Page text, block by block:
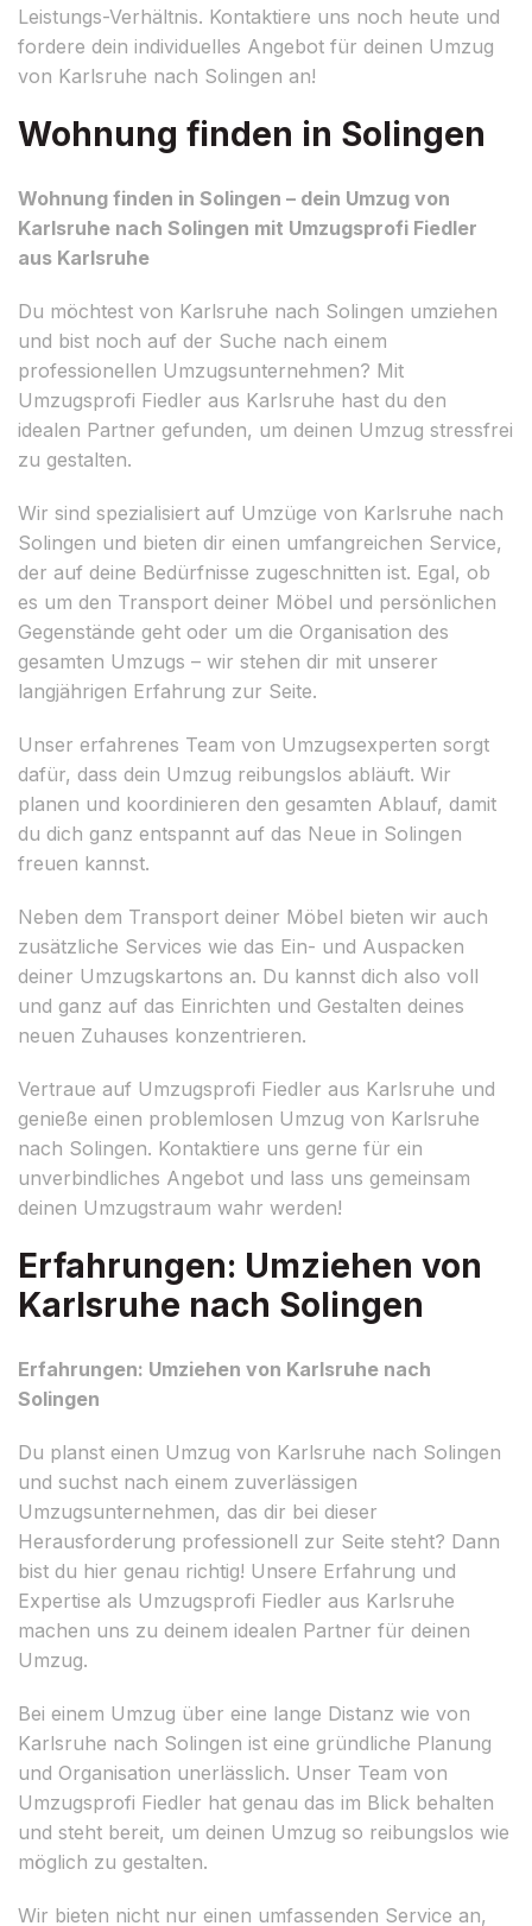
Leistungs-Verhältnis. Kontaktiere uns noch heute und
fordere dein individuelles Angebot für deinen Umzug
von Karlsruhe nach Solingen an!
Wohnung finden in Solingen
Wohnung finden in Solingen – dein Umzug von
Karlsruhe nach Solingen mit Umzugsprofi Fiedler
aus Karlsruhe
Du möchtest von Karlsruhe nach Solingen umziehen
und bist noch auf der Suche nach einem
professionellen Umzugsunternehmen? Mit
Umzugsprofi Fiedler aus Karlsruhe hast du den
idealen Partner gefunden, um deinen Umzug stressfrei
zu gestalten.
Wir sind spezialisiert auf Umzüge von Karlsruhe nach
Solingen und bieten dir einen umfangreichen Service,
der auf deine Bedürfnisse zugeschnitten ist. Egal, ob
es um den Transport deiner Möbel und persönlichen
Gegenstände geht oder um die Organisation des
gesamten Umzugs – wir stehen dir mit unserer
langjährigen Erfahrung zur Seite.
Unser erfahrenes Team von Umzugsexperten sorgt
dafür, dass dein Umzug reibungslos abläuft. Wir
planen und koordinieren den gesamten Ablauf, damit
du dich ganz entspannt auf das Neue in Solingen
freuen kannst.
Neben dem Transport deiner Möbel bieten wir auch
zusätzliche Services wie das Ein- und Auspacken
deiner Umzugskartons an. Du kannst dich also voll
und ganz auf das Einrichten und Gestalten deines
neuen Zuhauses konzentrieren.
Vertraue auf Umzugsprofi Fiedler aus Karlsruhe und
genieße einen problemlosen Umzug von Karlsruhe
nach Solingen. Kontaktiere uns gerne für ein
unverbindliches Angebot und lass uns gemeinsam
deinen Umzugstraum wahr werden!
Erfahrungen: Umziehen von
Karlsruhe nach Solingen
Erfahrungen: Umziehen von Karlsruhe nach
Solingen
Du planst einen Umzug von Karlsruhe nach Solingen
und suchst nach einem zuverlässigen
Umzugsunternehmen, das dir bei dieser
Herausforderung professionell zur Seite steht? Dann
bist du hier genau richtig! Unsere Erfahrung und
Expertise als Umzugsprofi Fiedler aus Karlsruhe
machen uns zu deinem idealen Partner für deinen
Umzug.
Bei einem Umzug über eine lange Distanz wie von
Karlsruhe nach Solingen ist eine gründliche Planung
und Organisation unerlässlich. Unser Team von
Umzugsprofi Fiedler hat genau das im Blick behalten
und steht bereit, um deinen Umzug so reibungslos wie
möglich zu gestalten.
Wir bieten nicht nur einen umfassenden Service an,